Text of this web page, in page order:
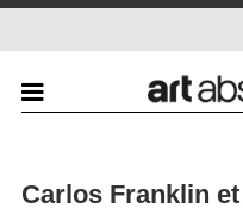
Carlos Franklin